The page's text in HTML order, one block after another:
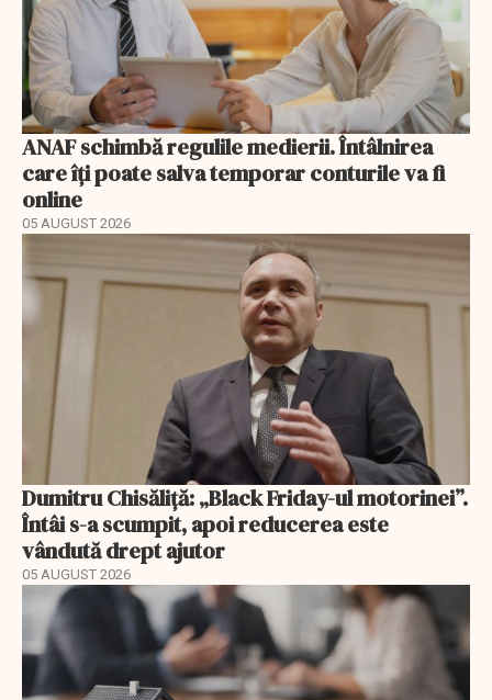
ANAF schimbă regulile medierii. Întâlnirea
care îți poate salva temporar conturile va fi
online
05 AUGUST 2026
Dumitru Chisăliță: „Black Friday-ul motorinei”.
Întâi s-a scumpit, apoi reducerea este
vândută drept ajutor
05 AUGUST 2026